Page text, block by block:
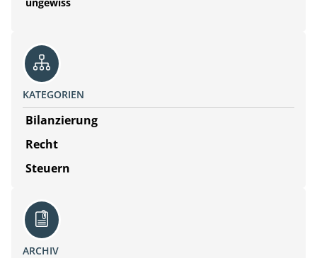
KATEGORIEN
Bilanzierung
Recht
Steuern
ARCHIV